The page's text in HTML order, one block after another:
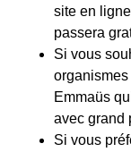
site en
passera
Si vous
Emmaüs
avec grand
Si vous